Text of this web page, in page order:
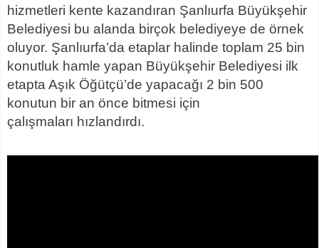
hizmetleri kente kazandıran Şanlıurfa Büyükşehir
Belediyesi bu alanda birçok belediyeye de örnek
oluyor. Şanlıurfa’da etaplar halinde toplam 25 bin
konutluk hamle yapan Büyükşehir Belediyesi ilk
etapta Aşık Öğütçü’de yapacağı 2 bin 500
konutun bir an önce bitmesi için
çalışmaları hızlandırdı.